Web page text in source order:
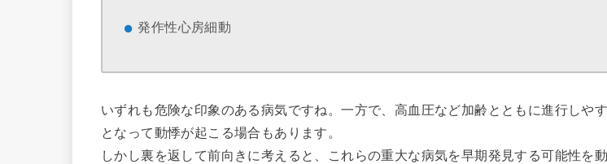
発作性心房細動
いずれも危険な印象のある病気ですね。一方で、高血圧など加齢とともに進行しや
となって動悸が起こる場合もあります。
しかし裏を返して前向きに考えると、これらの重大な病気を早期発見する可能性を